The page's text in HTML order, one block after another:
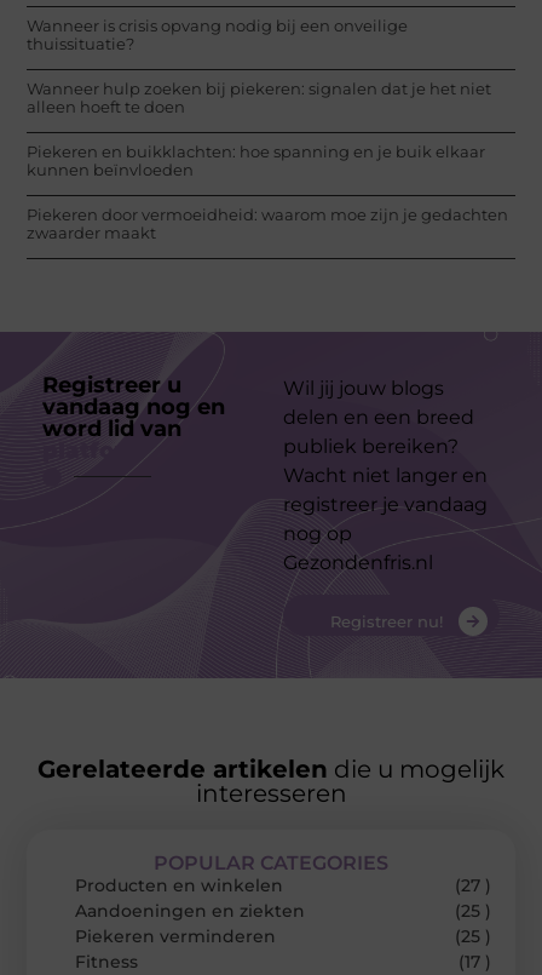
Wanneer is crisis opvang nodig bij een onveilige
thuissituatie?
Wanneer hulp zoeken bij piekeren: signalen dat je het niet
alleen hoeft te doen
Piekeren en buikklachten: hoe spanning en je buik elkaar
kunnen beïnvloeden
Piekeren door vermoeidheid: waarom moe zijn je gedachten
zwaarder maakt
Registreer u
vandaag nog en
word lid van
Wil jij jouw blogs
delen en een breed
publiek bereiken?
Wacht niet langer en
registreer je vandaag
nog op
Gezondenfris.nl
Registreer nu!
Gerelateerde artikelen die u mogelijk
interesseren
POPULAR CATEGORIES
Producten en winkelen
(27 )
Aandoeningen en ziekten
(25 )
Piekeren verminderen
(25 )
Fitness
(17 )